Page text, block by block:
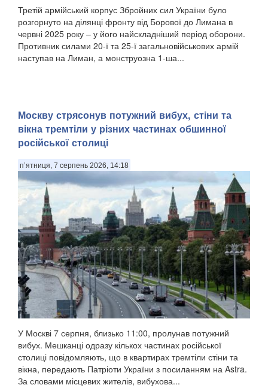
Третій армійський корпус Збройних сил України було
розгорнуто на ділянці фронту від Борової до Лимана в
червні 2025 року – у його найскладніший період оборони.
Противник силами 20-ї та 25-ї загальновійськових армій
наступав на Лиман, а монструозна 1-ша...
Москву стрясонув потужний вибух, стіни та
вікна тремтіли у різних частинах обшинної
російської столиці
п’ятниця, 7 серпень 2026, 14:18
У Москві 7 серпня, близько 11:00, пролунав потужний
вибух. Мешканці одразу кількох частинах російської
столиці повідомляють, що в квартирах тремтіли стіни та
вікна, передають Патріоти України з посиланням на Astra.
За словами місцевих жителів, вибухова...